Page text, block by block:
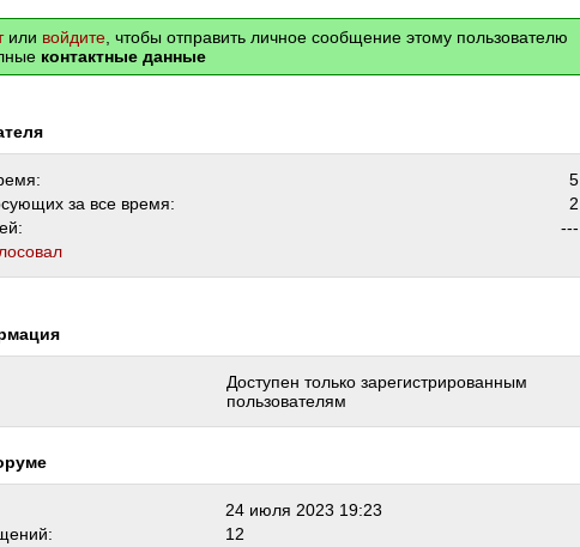
или войдите , чтобы отправить личное сообщение этому пользователю
контактные данные
5
за все время:
2
---
Доступен только зарегистрированным
пользователям
24 июля 2023 19:23
12